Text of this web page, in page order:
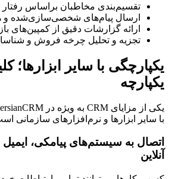
تقسیم‌بندی مخاطبان براساس
ارسال پیام‌های شخصی‌سازی‌شده و
ارائه گزارشات دقیق از کمپین‌های
تجزیه و تحلیل چرخه فروش و
یکپارچگی با سایر ابزارها؛
یکپارچه
با سایر ابزارها و نرم‌افزارهای سازمانی
اتصال به سیستم‌های پیامکی،
آنلاین